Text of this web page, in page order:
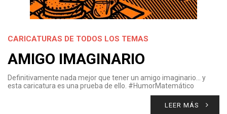
CARICATURAS DE TODOS LOS TEMAS
AMIGO IMAGINARIO
Definitivamente nada mejor que tener un amigo imaginario… y
esta caricatura es una prueba de ello. #HumorMatemático
LEER MÁS